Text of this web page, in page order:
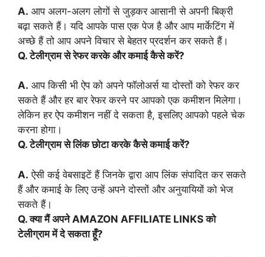
A. आप अलग-अलग लोगों से जुड़कर आसानी से अपनी बिक्री
बढ़ा सकते हैं। यदि आपके पास एक पेज है और आप मार्केटिंग में
अच्छे हैं तो आप अपने विचार से बेहतर प्रदर्शन कर सकते हैं।
Q. टेलीग्राम से रेफर करके और कमाई कैसे करें?
A. आप किसी भी ऐप को अपने फॉलोअर्स या दोस्तों को रेफर कर
सकते हैं और हर बार रेफर करने पर आपको एक कमीशन मिलेगा।
लेकिन हर ऐप कमीशन नहीं दे सकता है, इसलिए आपको पहले चेक
करना होगा।
Q. टेलीग्राम से लिंक छोटा करके कैसे कमाई करें?
A. ऐसी कई वेबसाइटें हैं जिनके द्वारा आप लिंक संपादित कर सकते
हैं और कमाई के लिए उन्हें अपने दोस्तों और अनुयायियों को भेज
सकते हैं।
Q. क्या मैं अपने AMAZON AFFILIATE LINKS को
टेलीग्राम में दे सकता हूँ?